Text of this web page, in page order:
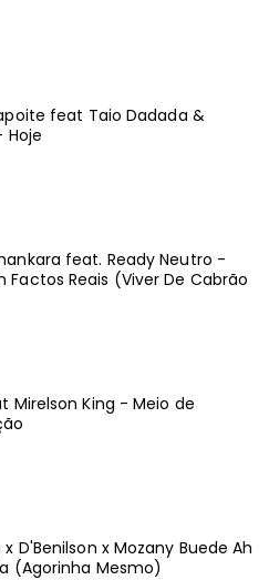
feat Taio Dadada &
Hoje
feat. Ready Neutro -
Factos Reais (Viver De Cabrão
Mirelson King - Meio de
D'Benilson x Mozany Buede Ah
(Agorinha Mesmo)